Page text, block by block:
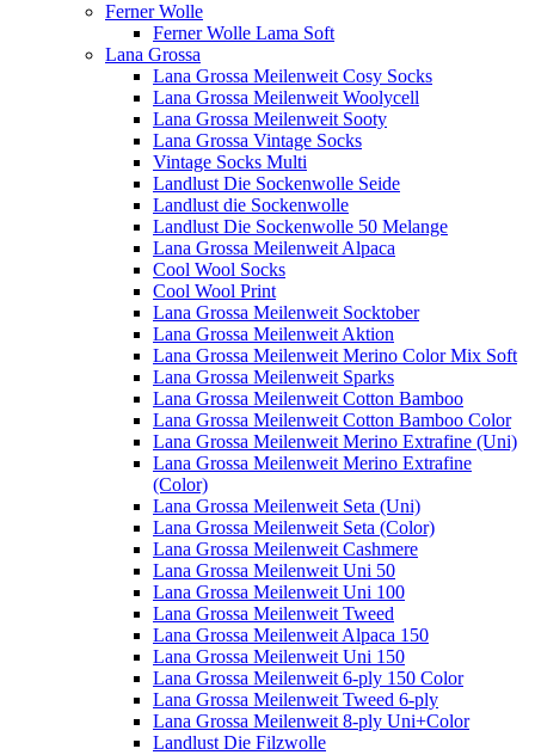
Ferner Wolle
Ferner Wolle Lama Soft
Lana Grossa
Lana Grossa Meilenweit Cosy Socks
Lana Grossa Meilenweit Woolycell
Lana Grossa Meilenweit Sooty
Lana Grossa Vintage Socks
Vintage Socks Multi
Landlust Die Sockenwolle Seide
Landlust die Sockenwolle
Landlust Die Sockenwolle 50 Melange
Lana Grossa Meilenweit Alpaca
Cool Wool Socks
Cool Wool Print
Lana Grossa Meilenweit Socktober
Lana Grossa Meilenweit Aktion
Lana Grossa Meilenweit Merino Color Mix Soft
Lana Grossa Meilenweit Sparks
Lana Grossa Meilenweit Cotton Bamboo
Lana Grossa Meilenweit Cotton Bamboo Color
Lana Grossa Meilenweit Merino Extrafine (Uni)
Lana Grossa Meilenweit Merino Extrafine
(Color)
Lana Grossa Meilenweit Seta (Uni)
Lana Grossa Meilenweit Seta (Color)
Lana Grossa Meilenweit Cashmere
Lana Grossa Meilenweit Uni 50
Lana Grossa Meilenweit Uni 100
Lana Grossa Meilenweit Tweed
Lana Grossa Meilenweit Alpaca 150
Lana Grossa Meilenweit Uni 150
Lana Grossa Meilenweit 6-ply 150 Color
Lana Grossa Meilenweit Tweed 6-ply
Lana Grossa Meilenweit 8-ply Uni+Color
Landlust Die Filzwolle